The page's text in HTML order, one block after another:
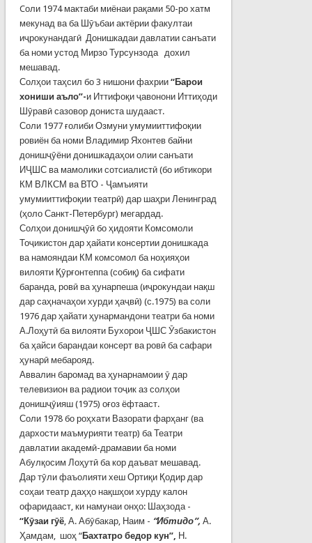
Cоли 1974 мактаби миёнаи рақами 50-ро хатм
мекунад ва ба Шӯъбаи актёрии факултаи
иҷрокунандагӣ Донишкадаи давлатии санъати
ба номи устод Мирзо Турсунзода дохил
мешавад.
Солҳои таҳсил бо 3 нишони фахрии “Барои
хониши аъло”-и Иттифоқи ҷавонони Иттиҳоди
Шӯравӣ сазовор дониста шудааст.
Соли 1977 ғолиби Озмуни умумииттифоқии
ровиён ба номи Владимир Яхонтев байни
донишҷӯёни донишкадаҳои олии санъати
ИҶШС ва мамолики сотсиалистӣ (бо ибтикори
КМ ВЛКСМ ва ВТО - Ҷамъияти
умумииттифоқии театрӣ) дар шаҳри Ленинград
(ҳоло Санкт-Петербург) мегардад.
Солҳои донишҷӯӣ бо ҳидояти Комсомоли
Тоҷикистон дар ҳайати консертии донишкада
ва намояндаи КМ комсомол ба ноҳияҳои
вилояти Қӯрғонтеппа (собиқ) ба сифати
баранда, ровӣ ва ҳунарпеша (иҷрокундаи нақш
дар саҳначаҳои хурди ҳаҷвӣ) (с.1975) ва соли
1976 дар ҳайати ҳунармандони театри ба номи
А.Лоҳутӣ ба вилояти Бухорои ҶШС Ӯзбакистон
ба ҳайси барандаи консерт ва ровӣ ба сафари
ҳунарӣ мебарояд.
Аввалин баромад ва ҳунарнамоии ӯ дар
телевизион ва радиои тоҷик аз солҳои
донишҷӯияш (1975) оғоз ёфтааст.
Соли 1978 бо роҳхати Вазорати фарҳанг (ва
дархости маъмурияти театр) ба Театри
давлатии академӣ-драмавии ба номи
Абулқосим Лоҳутӣ ба кор даъват мешавад.
Дар тӯли фаъолияти хеш Ортиқи Қодир дар
соҳаи театр даҳҳо нақшҳои хурду калон
офаридааст, ки намунаи онҳо: Шаҳзода -
“Кӯзаи гӯё, А. Абӯбакар, Наим - “Ибтидо”, А.
Ҳамдам, шоҳ “Бахтатро бедор кун”, Н.